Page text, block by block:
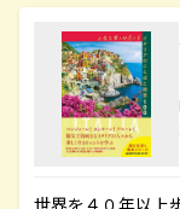
世界を４０年以上